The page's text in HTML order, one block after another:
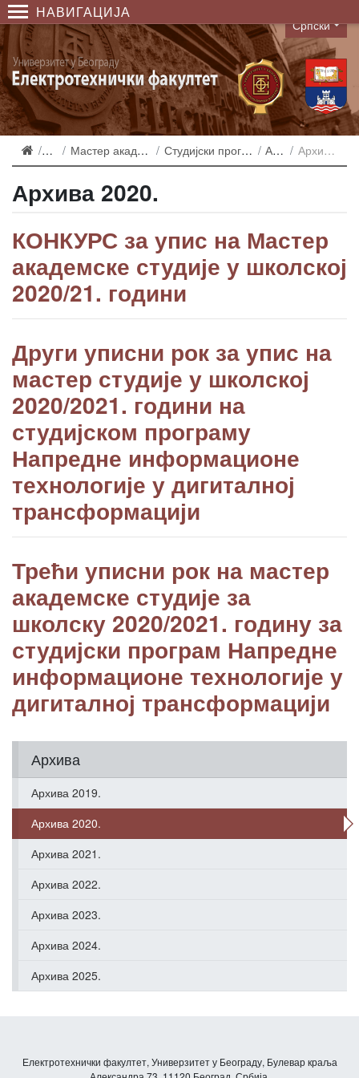
НАВИГАЦИЈА
Language
Српски
Упис Мастер академске студије Студијски програм НИТ у ДТ Архива Архива 2020.
Архива
Архива 2019.
Архива 2020.
Архива 2021.
Архива 2022.
Архива 2023.
Архива 2024.
Архива 2025.
Архива 2020.
КОНКУРС за упис на Мастер
академске студије у школској
2020/21. години
Други уписни рок за упис на
мастер студије у школској
2020/2021. години на
студијском програму
Напредне информационе
технологије у дигиталној
трансформацији
Трећи уписни рок на мастер
академске студије за
школску 2020/2021. годину за
студијски програм Напредне
информационе технологије у
дигиталној трансформацији
Електротехнички факултет, Универзитет у Београду, Булевар краља